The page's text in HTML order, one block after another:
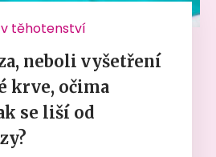
těhotenství
neboli vyšetření
krve, očima
se liší od